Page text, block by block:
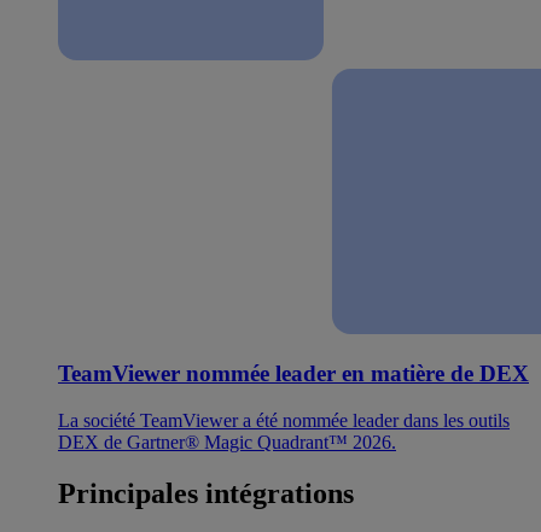
TeamViewer nommée leader en matière de DEX
La société TeamViewer a été nommée leader dans les outils
DEX de Gartner® Magic Quadrant™ 2026.
Principales intégrations